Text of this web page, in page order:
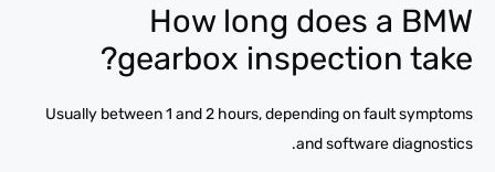
How long does a BMW
gearbox inspection take?
Usually between 1 and 2 hours, depending on fault symptoms
and software diagnostics.